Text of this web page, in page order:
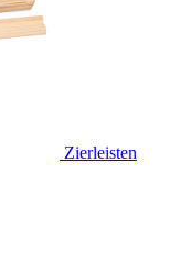
Zierleisten